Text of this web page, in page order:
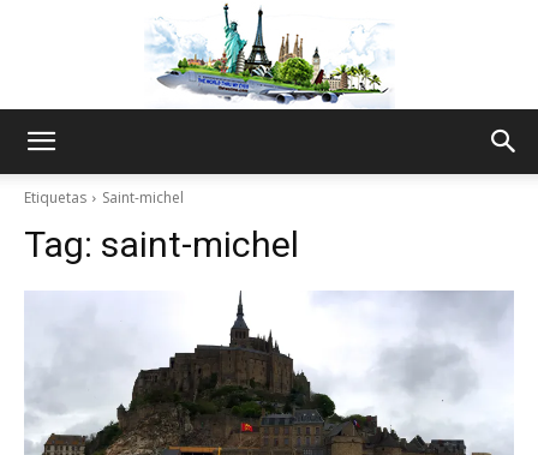
Thru
Etiquetas Saint-michel
Tag: saint-michel